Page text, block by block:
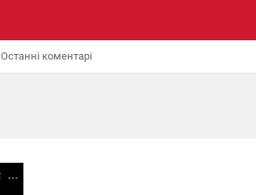
Останні коментарі